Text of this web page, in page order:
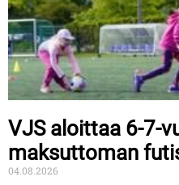
VJS aloittaa 6-7-
maksuttoman
04.08.2026